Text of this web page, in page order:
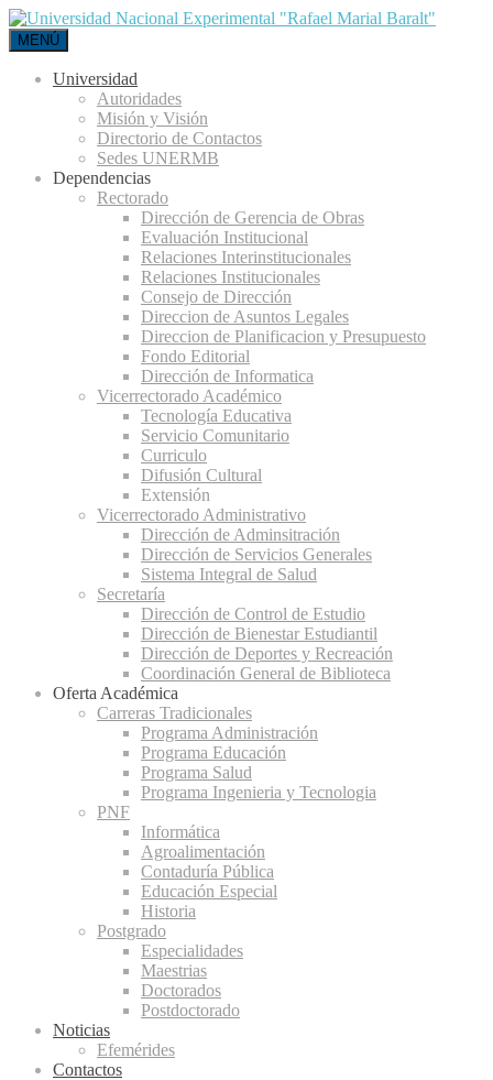
MENÚ
Universidad
Autoridades
Misión y Visión
Directorio de Contactos
Sedes UNERMB
Dependencias
Rectorado
Dirección de Gerencia de Obras
Evaluación Institucional
Relaciones Interinstitucionales
Relaciones Institucionales
Consejo de Dirección
Direccion de Asuntos Legales
Direccion de Planificacion y Presupuesto
Fondo Editorial
Dirección de Informatica
Vicerrectorado Académico
Tecnología Educativa
Servicio Comunitario
Curriculo
Difusión Cultural
Extensión
Vicerrectorado Administrativo
Dirección de Adminsitración
Dirección de Servicios Generales
Sistema Integral de Salud
Secretaría
Dirección de Control de Estudio
Dirección de Bienestar Estudiantil
Dirección de Deportes y Recreación
Coordinación General de Biblioteca
Oferta Académica
Carreras Tradicionales
Programa Administración
Programa Educación
Programa Salud
Programa Ingenieria y Tecnologia
PNF
Informática
Agroalimentación
Contaduría Pública
Educación Especial
Historia
Postgrado
Especialidades
Maestrias
Doctorados
Postdoctorado
Noticias
Efemérides
Contactos